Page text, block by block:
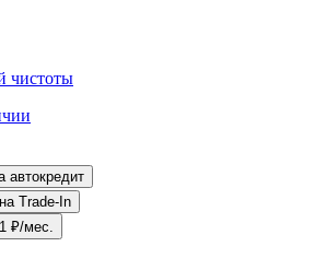
чистоты
на автокредит
на Trade-In
₽/мес.